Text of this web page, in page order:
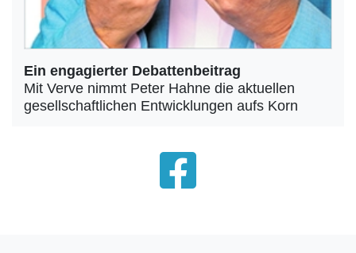
Ein engagierter Debattenbeitrag
Mit Verve nimmt Peter Hahne die aktuellen
gesellschaftlichen Entwicklungen aufs Korn